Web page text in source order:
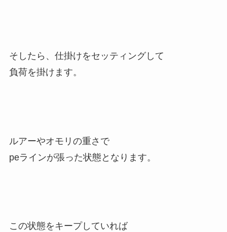
そしたら、仕掛けをセッティングして
負荷を掛けます。
ルアーやオモリの重さで
peラインが張った状態となります。
この状態をキープしていれば